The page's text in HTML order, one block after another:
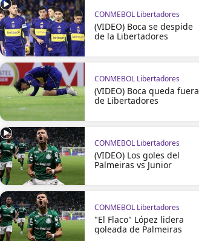
CONMEBOL Libertadores
(VIDEO) Boca se despide
de la Libertadores
CONMEBOL Libertadores
(VIDEO) Boca queda fuera
de Libertadores
CONMEBOL Libertadores
(VIDEO) Los goles del
Palmeiras vs Junior
CONMEBOL Libertadores
"El Flaco" López lidera
goleada de Palmeiras